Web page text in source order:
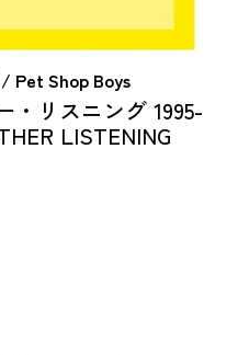
Pet Shop Boys
・リスニング 1995-
LISTENING